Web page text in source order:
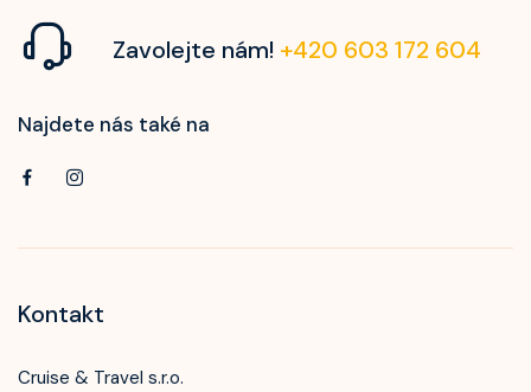
Zavolejte nám! +420 603 172 604
Najdete nás také na
Kontakt
Cruise & Travel s.r.o.